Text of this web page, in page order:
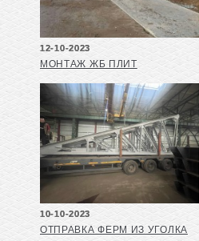
12-10-2023
МОНТАЖ ЖБ ПЛИТ
10-10-2023
ОТПРАВКА ФЕРМ ИЗ УГОЛКА